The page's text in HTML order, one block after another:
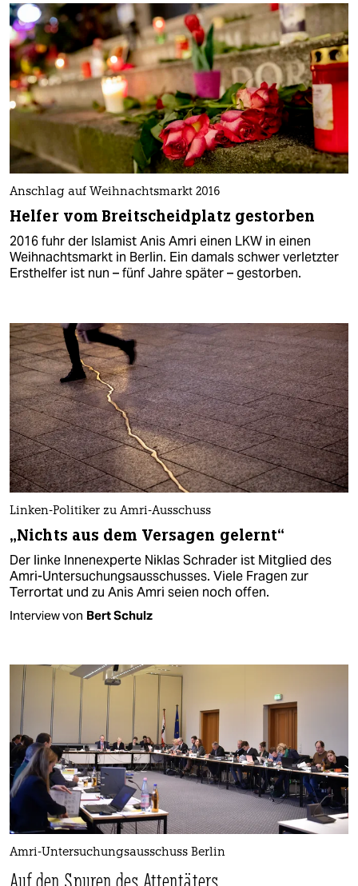
Anschlag auf Weihnachtsmarkt 2016
Helfer vom Breitscheidplatz gestorben
2016 fuhr der Islamist Anis Amri einen LKW in einen
Weihnachtsmarkt in Berlin. Ein damals schwer verletzter
Ersthelfer ist nun – fünf Jahre später – gestorben.
Linken-Politiker zu Amri-Ausschuss
„Nichts aus dem Versagen gelernt“
Der linke Innenexperte Niklas Schrader ist Mitglied des
Amri-Untersuchungsausschusses. Viele Fragen zur
Terrortat und zu Anis Amri seien noch offen.
Interview von Bert Schulz
Amri-Untersuchungsausschuss Berlin